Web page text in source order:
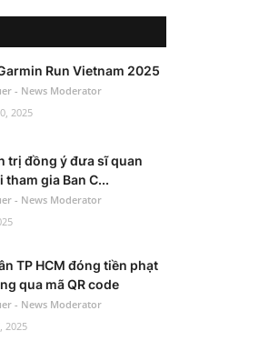
Run Vietnam 2025
- News Moderator
2025
trị đồng ý đưa sĩ quan
tham gia Ban C...
- News Moderator
TP HCM đóng tiền phạt
qua mã QR code
- News Moderator
2025